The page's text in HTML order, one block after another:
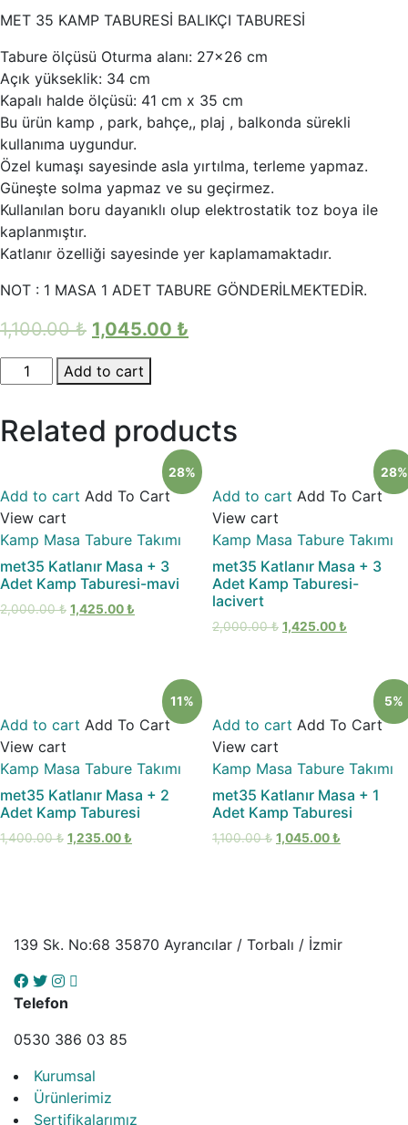
MET 35 KAMP TABURESİ BALIKÇI TABURESİ
Tabure ölçüsü Oturma alanı: 27×26 cm
Açık yükseklik: 34 cm
Kapalı halde ölçüsü: 41 cm x 35 cm
Bu ürün kamp , park, bahçe,, plaj , balkonda sürekli
kullanıma uygundur.
Özel kumaşı sayesinde asla yırtılma, terleme yapmaz.
Güneşte solma yapmaz ve su geçirmez.
Kullanılan boru dayanıklı olup elektrostatik toz boya ile
kaplanmıştır.
Katlanır özelliği sayesinde yer kaplamamaktadır.
NOT : 1 MASA 1 ADET TABURE GÖNDERİLMEKTEDİR.
1,100.00₺ 1,045.00 ₺
met35
Katlanır
+
Kamp
Taburesi
quantity
Add to cart
Related products
28%
Add to cart Add To Cart
View cart
Kamp Masa Tabure Takımı
met35 Katlanır Masa + 3
Adet Kamp Taburesi-mavi
2,000.00₺ 1,425.00₺
28%
Add to cart Add To Cart
View cart
Kamp Masa Tabure Takımı
met35 Katlanır Masa + 3
Adet Kamp Taburesi-
lacivert
2,000.00₺ 1,425.00₺
11%
Add to cart Add To Cart
View cart
Kamp Masa Tabure Takımı
met35 Katlanır Masa + 2
Adet Kamp Taburesi
1,400.00₺ 1,235.00₺
5%
Add to cart Add To Cart
View cart
Kamp Masa Tabure Takımı
met35 Katlanır Masa + 1
Adet Kamp Taburesi
1,100.00₺ 1,045.00₺
139 Sk. No:68 35870 Ayrancılar / Torbalı / İzmir
Telefon
0530 386 03 85
Kurumsal
Ürünlerimiz
Sertifikalarımız